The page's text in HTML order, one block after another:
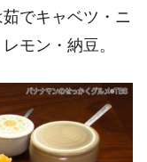
でキャベツ・ニ
モン・納豆。